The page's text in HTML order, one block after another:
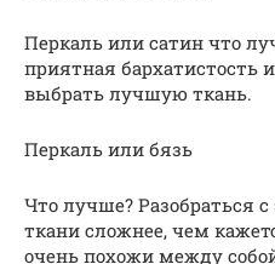
Перкаль или сатин что
приятная бархатистость
выбрать лучшую ткань.
Перкаль или бязь
Что лучше? Разобраться
ткани сложнее, чем
очень похожи между